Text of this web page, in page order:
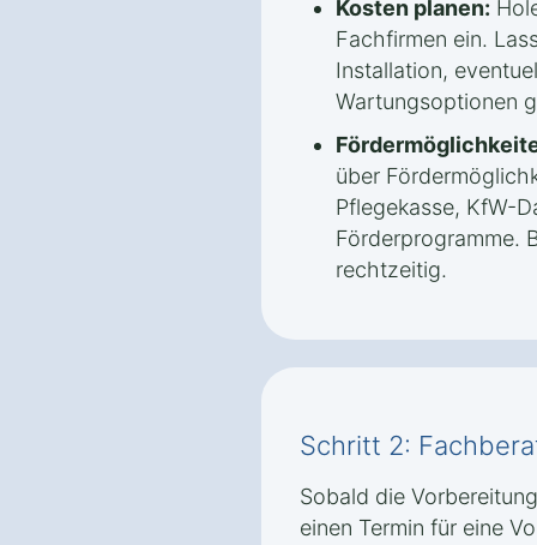
Kosten planen:
Fachfirmen ein.
Installation,
Wartungsoptionen
über
Pflegekasse, KfW-
Förderprogramme.
rechtzeitig.
Schritt 2:
Sobald die
einen Termin für eine